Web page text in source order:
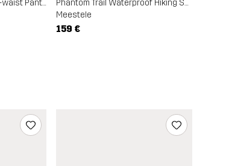
Nordwand Stretch High-waist Pants
Phantom Trail Waterproof Hiking Shoe
Meestele
159 €